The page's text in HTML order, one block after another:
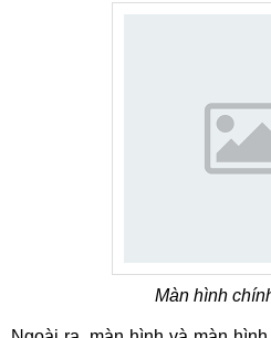
Màn hình